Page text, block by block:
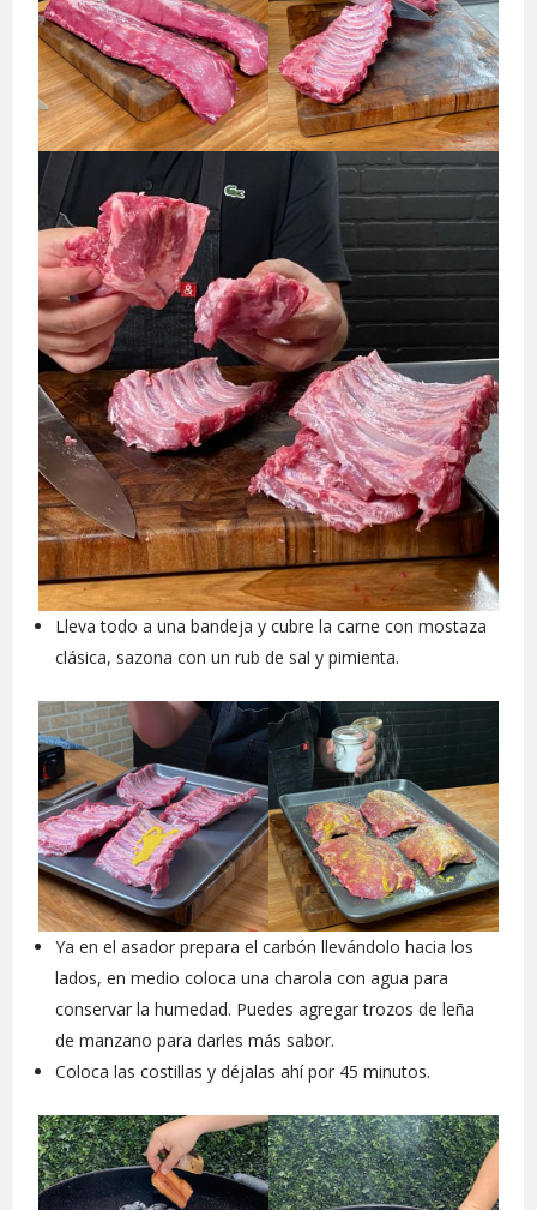
Lleva todo a una bandeja y cubre la carne con mostaza
clásica, sazona con un rub de sal y pimienta.
Ya en el asador prepara el carbón llevándolo hacia los
lados, en medio coloca una charola con agua para
conservar la humedad. Puedes agregar trozos de leña
de manzano para darles más sabor.
Coloca las costillas y déjalas ahí por 45 minutos.